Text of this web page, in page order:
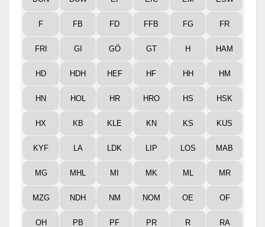
F FB FD FFB FG FR
FRI GI GÖ GT H HAM
HD HDH HEF HF HH HM
HN HOL HR HRO HS HSK
HX KB KLE KN KS KUS
KYF LA LDK LIP LOS MAB
MG MHL MI MK ML MR
MZG NDH NM NOM OE OF
OH PB PF PR R RA